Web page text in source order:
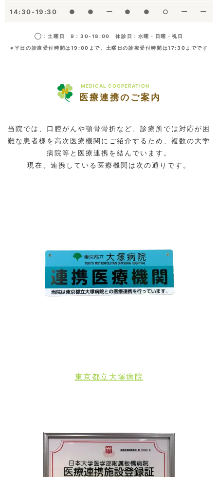
14:30-19:30 ● ● ー ● ● ○ ー ー
◯：土曜日 9：30-18:00 休診日：水曜・日曜・祝日
※平日の診療受付時間は19:00まで、土曜日の診療受付時間は17:30までです
MEDICAL COOPERATION
医療連携のご案内
当院では、口腔がんや顎骨骨折など、診療所では対応が困
難な患者様を高次医療機関にご紹介するため、複数の大学
病院等と医療連携を結んでいます。
現在、連携している医療機関は次の通りです。
東京都立大塚病院